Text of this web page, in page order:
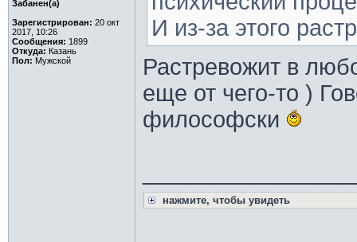
Забанен(а)
Зарегистрирован: 20 окт
2017, 10:26
Сообщения: 1899
Откуда: Казань
Пол: Мужской
И из-за этого
Растревожит в
еще от чего-то )
философски
нажмите, чтобы увидеть